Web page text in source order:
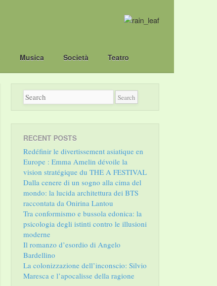
Musica Società Teatro
RECENT POSTS
Redéfinir le divertissement asiatique en
Europe : Emma Amelin dévoile la
vision stratégique du THE A FESTIVAL
Dalla cenere di un sogno alla cima del
mondo: la lucida architettura dei BTS
raccontata da Onirina Lantou
Tra conformismo e bussola edonica: la
psicologia degli istinti contro le illusioni
moderne
Il romanzo d’esordio di Angelo
Bardellino
La colonizzazione dell’inconscio: Silvio
Maresca e l’apocalisse della ragione